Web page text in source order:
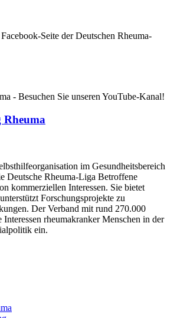
Seite der Deutschen Rheuma-
- Besuchen Sie unseren YouTube-Kanal!
Rheuma
im Gesundheitsbereich
Deutsche Rheuma-Liga Betroffene
kommerziellen Interessen. Sie bietet
Forschungsprojekte zu
Der Verband mit rund 270.000
rheumakranker Menschen in der
ein.